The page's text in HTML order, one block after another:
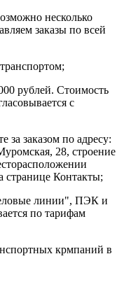
несколько
заказы по всей
рублей. Стоимость
с
заказом по адресу:
28, строение
странице Контакты;
линии", ПЭК и
по тарифам
крмпаний в